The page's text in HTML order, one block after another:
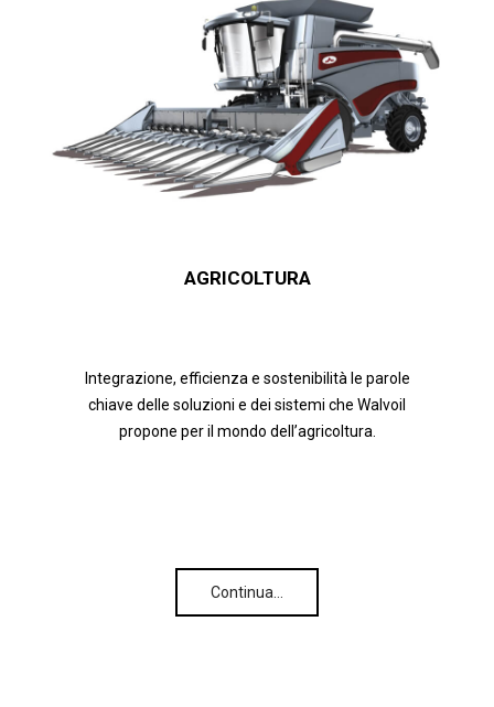
AGRICOLTURA
Integrazione, efficienza e sostenibilità le parole
chiave delle soluzioni e dei sistemi che Walvoil
propone per il mondo dell’agricoltura.
Continua…